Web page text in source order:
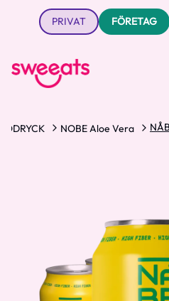
PRIVAT FÖRETAG
NOBE Aloe Vera